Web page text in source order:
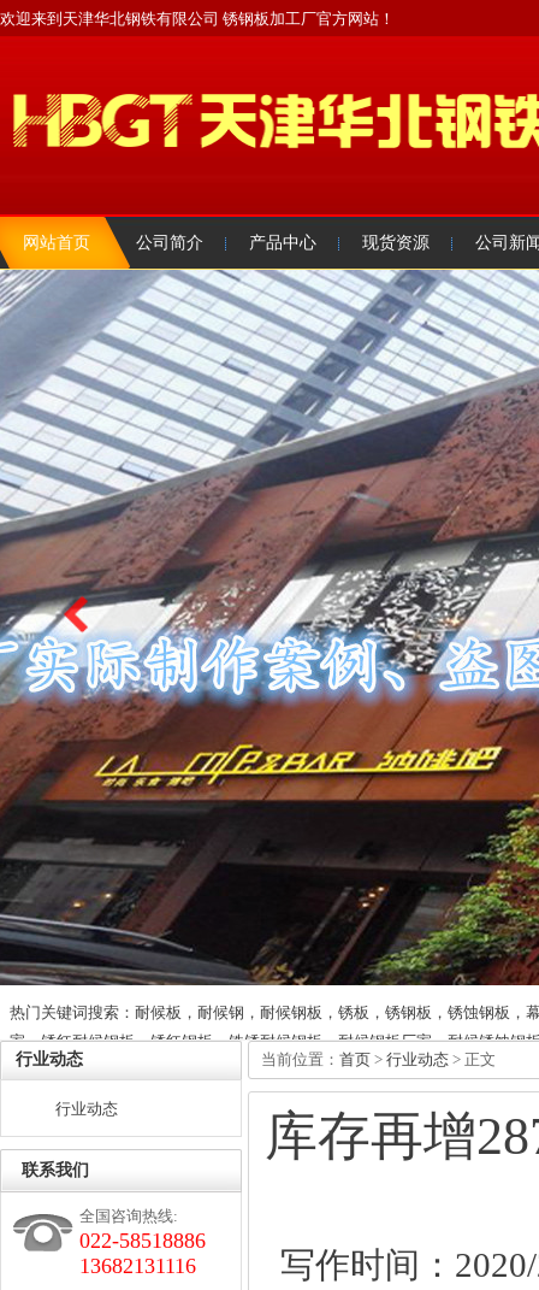
欢迎来到天津华北钢铁有限公司 锈钢板加工厂官方网站！
网站首页 公司简介 产品中心 现货资源 公司新
热门关键词搜索：耐候板，耐候钢，耐候钢板，锈板，锈钢板，锈蚀钢板，
家，锈红耐候钢板，锈红钢板，铁锈耐候钢板，耐候钢板厂家，耐候锈蚀钢
行业动态
行业动态
联系我们
全国咨询热线:
022-58518886
13682131116
当前位置： 首页 > 行业动态 > 正文
库存再增
写作时间：